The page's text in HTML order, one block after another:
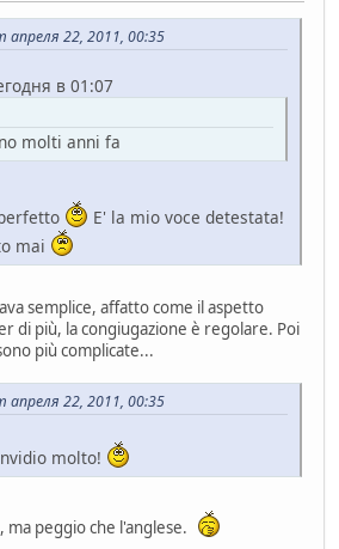
22, 2011, 00:35
в 01:07
molti anni fa
E' la mio voce detestata!
mai
semplice, affatto come il aspetto
di più, la congiugazione è regolare. Poi
più complicate...
22, 2011, 00:35
molto!
ma peggio che l'anglese.